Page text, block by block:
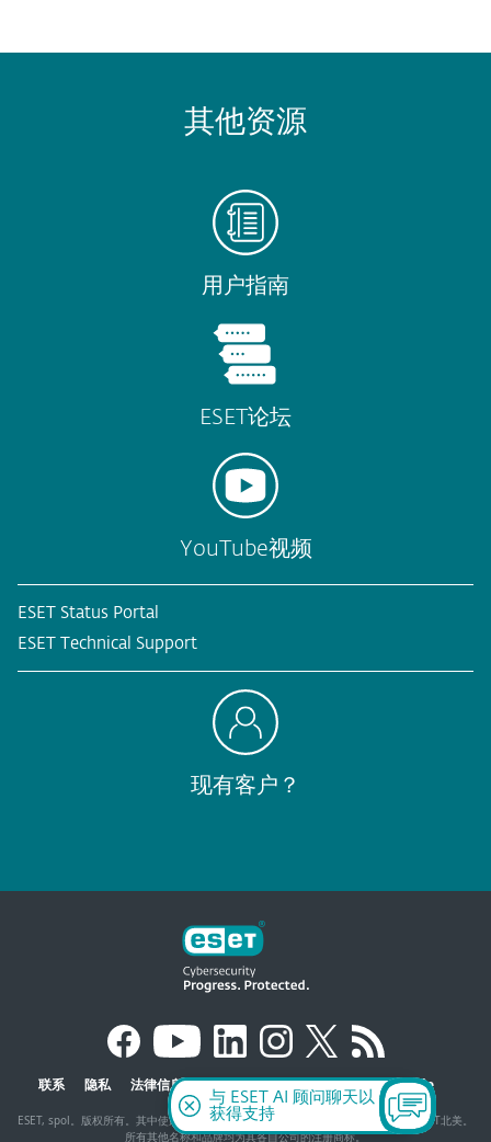
其他资源
用户指南
ESET论坛
YouTube视频
ESET Status Portal
ESET Technical Support
现有客户？
联系 隐私 法律信息 报告的漏洞 网站地图 管理 Cookie
ESET, spol。版权所有。其中使用的商标为ESET、spol的商标或注册商标。s r.o.或ESET北美。
所有其他名称和品牌均为其各自公司的注册商标。
与 ESET AI 顾问聊天以
获得支持